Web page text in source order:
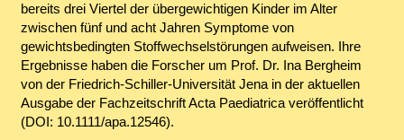
bereits drei Viertel der übergewichtigen Kinder im Alter
zwischen fünf und acht Jahren Symptome von
gewichtsbedingten Stoffwechselstörungen aufweisen. Ihre
Ergebnisse haben die Forscher um Prof. Dr. Ina Bergheim
von der Friedrich-Schiller-Universität Jena in der aktuellen
Ausgabe der Fachzeitschrift Acta Paediatrica veröffentlicht
(DOI: 10.1111/apa.12546).